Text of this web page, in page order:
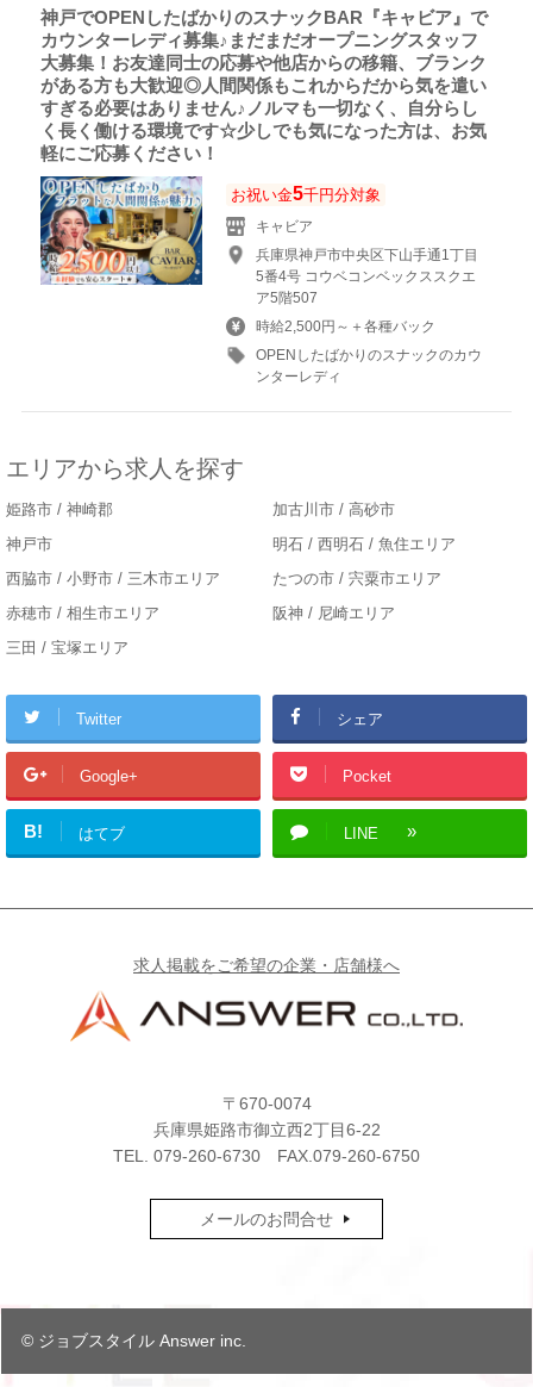
神戸でOPENしたばかりのスナックBAR『キャビア』で
カウンターレディ募集♪まだまだオープニングスタッフ
大募集！お友達同士の応募や他店からの移籍、ブランク
がある方も大歓迎◎人間関係もこれからだから気を遣い
すぎる必要はありません♪ノルマも一切なく、自分らし
く長く働ける環境です☆少しでも気になった方は、お気
軽にご応募ください！
お祝い金5千円分対象
キャビア
兵庫県神戸市中央区下山手通1丁目
5番4号 コウベコンベックススクエ
ア5階507
時給2,500円～＋各種バック
OPENしたばかりのスナックのカウ
ンターレディ
エリアから求人を探す
姫路市 / 神崎郡
加古川市 / 高砂市
神戸市
明石 / 西明石 / 魚住エリア
西脇市 / 小野市 / 三木市エリア
たつの市 / 宍粟市エリア
赤穂市 / 相生市エリア
阪神 / 尼崎エリア
三田 / 宝塚エリア
Twitter シェア
Google+ Pocket
B! はてブ LINE
求人掲載をご希望の企業・店舗様へ
〒670-0074
兵庫県姫路市御立西2丁目6-22
TEL. 079-260-6730 FAX.079-260-6750
メールのお問合せ
© ジョブスタイル Answer inc.